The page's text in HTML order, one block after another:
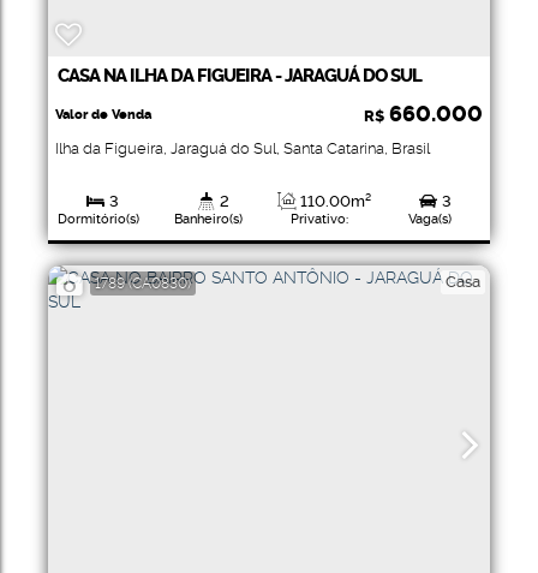
CASA NA ILHA DA FIGUEIRA - JARAGUÁ DO SUL
R$ 660.000
Valor de Venda
Ilha da Figueira, Jaraguá do Sul, Santa Catarina, Brasil
3
Dormitório(s)
2
Banheiro(s) Privativo:
110 .00m²
1
441.00m²
3
Vaga(s)
441.00m²
1789 (CA0830) Casa